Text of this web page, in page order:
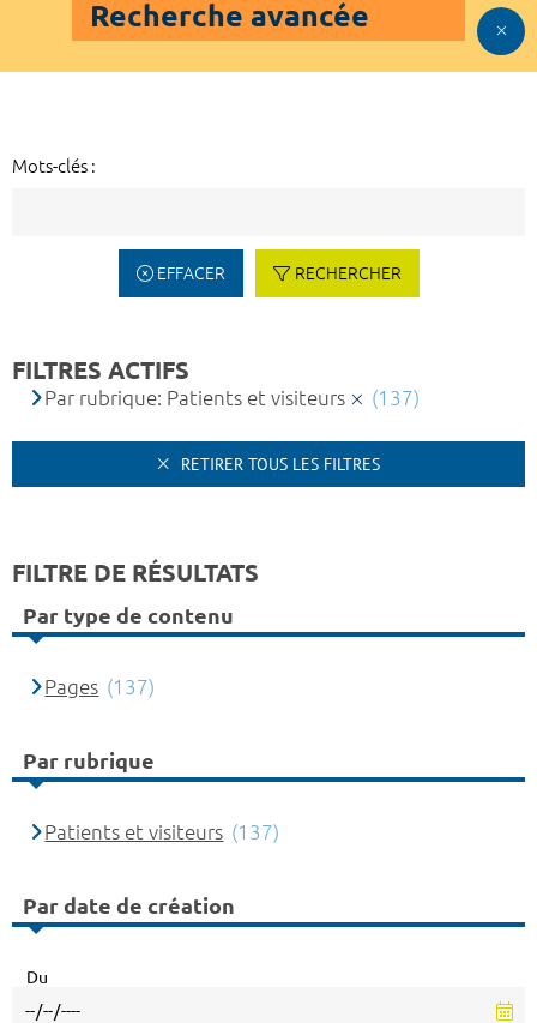
Recherche avancée
Mots-clés :
EFFACER RECHERCHER
FILTRES ACTIFS
Par rubrique: Patients et visiteurs (137)
RETIRER TOUS LES FILTRES
FILTRE DE RÉSULTATS
Par type de contenu
Pages (137)
Par rubrique
Patients et visiteurs (137)
Par date de création
Du